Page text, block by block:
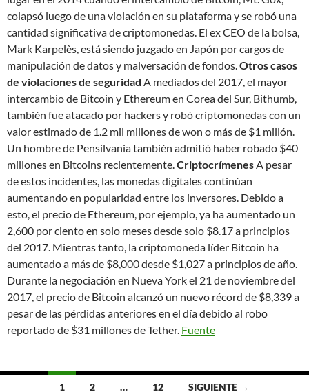
colapsó luego de una violación en su plataforma y se robó una
cantidad significativa de criptomonedas. El ex CEO de la bolsa,
Mark Karpelès, está siendo juzgado en Japón por cargos de
manipulación de datos y malversación de fondos.Otros casos
de violaciones de seguridad A mediados del 2017, el mayor
intercambio de Bitcoin y Ethereum en Corea del Sur, Bithumb,
también fue atacado por hackers y robó criptomonedas con un
valor estimado de 1.2 mil millones de won o más de $1 millón.
Un hombre de Pensilvania también admitió haber robado $40
millones en Bitcoins recientemente.CriptocrímenesA pesar
de estos incidentes, las monedas digitales continúan
aumentando en popularidad entre los inversores. Debido a
esto, el precio de Ethereum, por ejemplo, ya ha aumentado un
2,600 por ciento en solo meses desde solo $8.17 a principios
del 2017. Mientras tanto, la criptomoneda líder Bitcoin ha
aumentado a más de $8,000 desde $1,027 a principios de año.
Durante la negociación en Nueva York el 21 de noviembre del
2017, el precio de Bitcoin alcanzó un nuevo récord de $8,339 a
pesar de las pérdidas anteriores en el día debido al robo
reportado de $31 millones de Tether. Fuente
1 2 … 12 SIGUIENTE →